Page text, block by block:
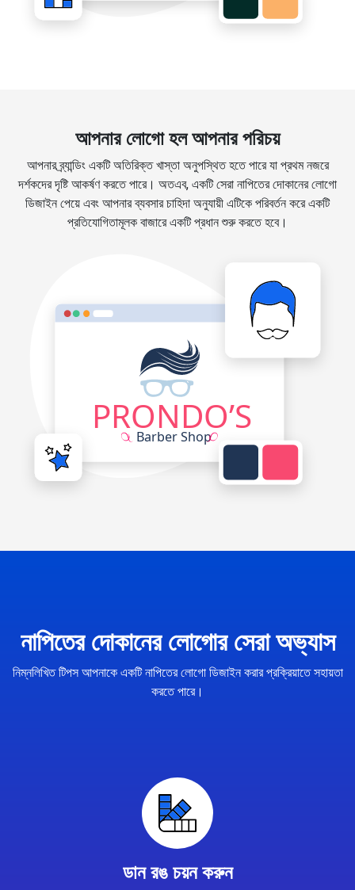
আপনার লোগো হল আপনার পরিচয়
আপনার ব্র্যান্ডিং একটি অতিরিক্ত খাস্তা অনুপস্থিত হতে পারে যা প্রথম নজরে
দর্শকদের দৃষ্টি আকর্ষণ করতে পারে। অতএব, একটি সেরা নাপিতের দোকানের লোগো
ডিজাইন পেয়ে এবং আপনার ব্যবসার চাহিদা অনুযায়ী এটিকে পরিবর্তন করে একটি
প্রতিযোগিতামূলক বাজারে একটি প্রধান শুরু করতে হবে।
নাপিতের দোকানের লোগোর সেরা অভ্যাস
নিম্নলিখিত টিপস আপনাকে একটি নাপিতের লোগো ডিজাইন করার প্রক্রিয়াতে সহায়তা
করতে পারে।
ডান রঙ চয়ন করুন